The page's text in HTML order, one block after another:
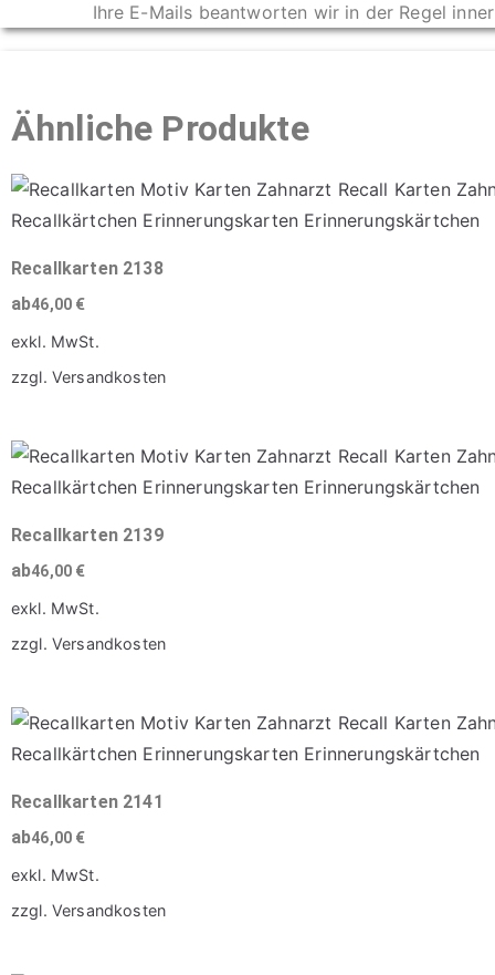
Ihre E-Mails beantworten wir in der Regel
Ähnliche Produkte
Recallkarten 2138
ab46,00 €
exkl. MwSt.
zzgl. Versandkosten
Produkt
Varianten
auf.
Die
können
der
Produktseite
werden
Recallkarten 2139
ab46,00 €
exkl. MwSt.
zzgl. Versandkosten
Produkt
Varianten
auf.
Die
können
Recallkarten 2141
ab46,00 €
exkl. MwSt.
zzgl. Versandkosten